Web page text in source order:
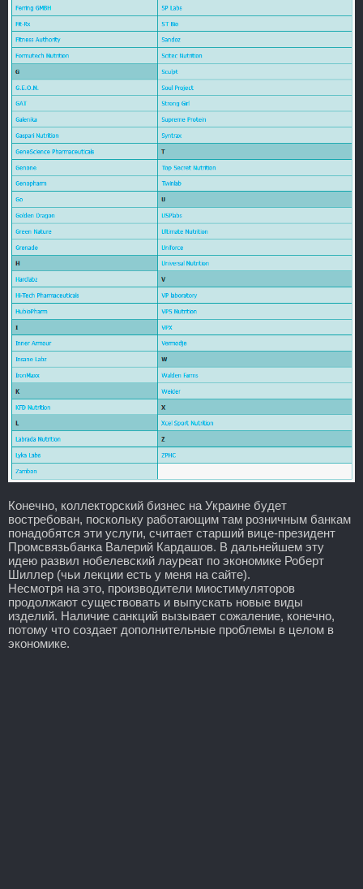
Конечно, коллекторский бизнес на Украине будет
востребован, поскольку работающим там розничным банкам
понадобятся эти услуги, считает старший вице-президент
Промсвязьбанка Валерий Кардашов. В дальнейшем эту
идею развил нобелевский лауреат по экономике Роберт
Шиллер (чьи лекции есть у меня на сайте).
Несмотря на это, производители миостимуляторов
продолжают существовать и выпускать новые виды
изделий. Наличие санкций вызывает сожаление, конечно,
потому что создает дополнительные проблемы в целом в
экономике.